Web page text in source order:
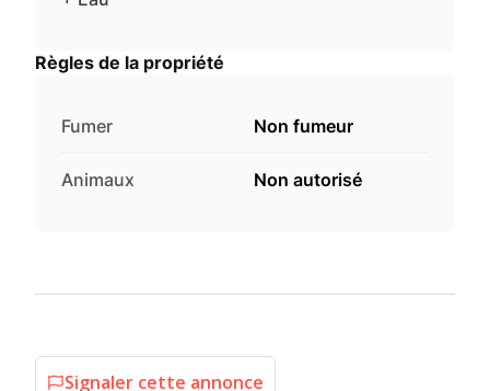
Règles de la propriété
Fumer Non fumeur
Animaux Non autorisé
Signaler cette annonce